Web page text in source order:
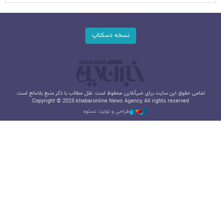
نسخه دسکتاپ
تمامی حقوق این سایت برای خبرآنلاین محفوظ است. نقل مطالب با ذکر منبع بلامانع است.
Copyright © 2025 khabaronline News Agancy, All rights reserved
طراحی و تولید: نستوه